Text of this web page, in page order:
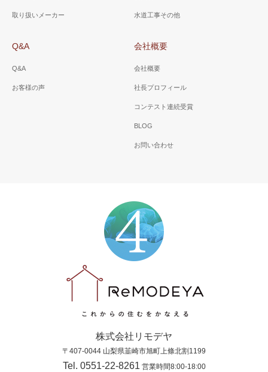
取り扱いメーカー 水道工事その他
Q&A
Q&A
お客様の声
会社概要
会社概要
社長プロフィール
コンテスト連続受賞
BLOG
お問い合わせ
株式会社リモデヤ
〒407-0044 山梨県韮崎市旭町上條北割1199
Tel. 0551-22-8261営業時間8:00-18:00